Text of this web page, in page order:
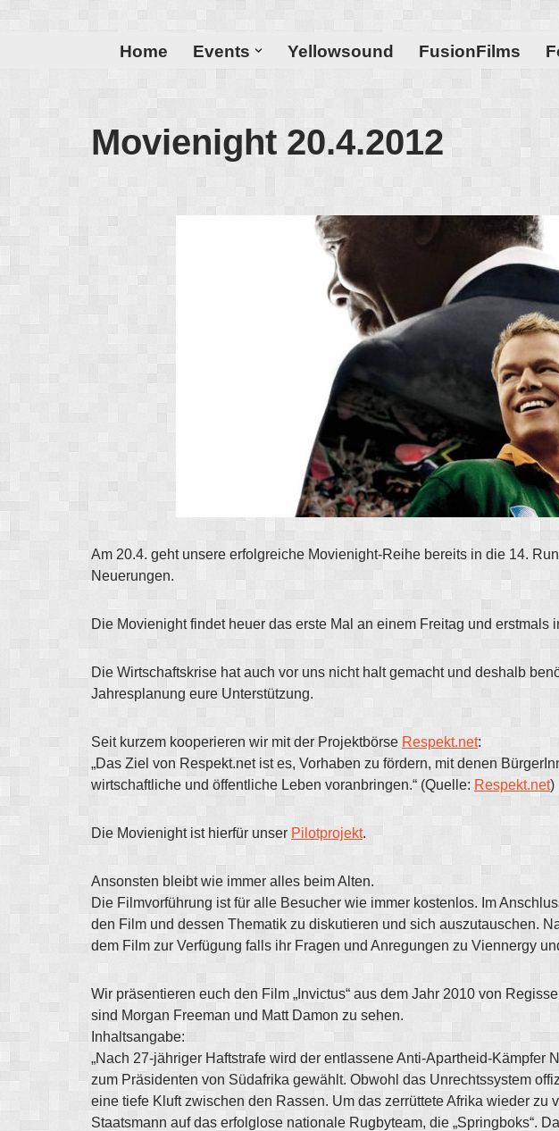
Home Events Yellowsound FusionFilms
Movienight 20.4.2012
Am 20.4. geht unsere erfolgreiche Movienight-Reihe bereits in die 14.
Neuerungen.
Die Movienight findet heuer das erste Mal an einem Freitag und erstmals
Die Wirtschaftskrise hat auch vor uns nicht halt gemacht und deshalb
Jahresplanung eure Unterstützung.
Seit kurzem kooperieren wir mit der Projektbörse Respekt.net:
„Das Ziel von Respekt.net ist es, Vorhaben zu fördern, mit denen
wirtschaftliche und öffentliche Leben voranbringen.“ (Quelle: Respekt.net)
Die Movienight ist hierfür unser Pilotprojekt.
Ansonsten bleibt wie immer alles beim Alten.
Die Filmvorführung ist für alle Besucher wie immer kostenlos. Im
den Film und dessen Thematik zu diskutieren und sich auszutauschen.
dem Film zur Verfügung falls ihr Fragen und Anregungen zu Viennergy
Wir präsentieren euch den Film „Invictus“ aus dem Jahr 2010 von
sind Morgan Freeman und Matt Damon zu sehen.
Inhaltsangabe:
„Nach 27-jähriger Haftstrafe wird der entlassene Anti-Apartheid-Kämpfer
zum Präsidenten von Südafrika gewählt. Obwohl das Unrechtssystem
eine tiefe Kluft zwischen den Rassen. Um das zerrüttete Afrika wieder zu
Staatsmann auf das erfolglose nationale Rugbyteam, die „Springboks“.